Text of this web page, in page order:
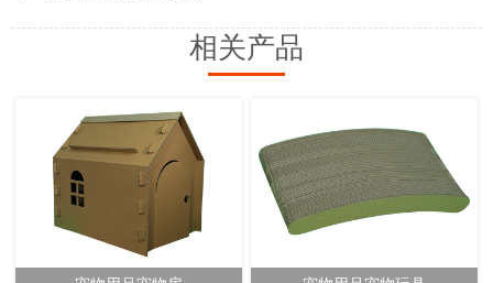
相关产品